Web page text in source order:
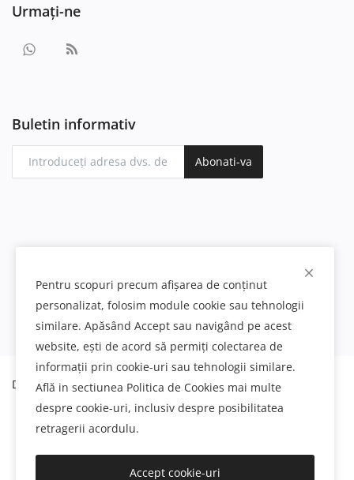
Urmați-ne
Buletin informativ
Abonati-va
Decoratiuni interioare si exterioare din poliuretan
Pentru scopuri precum afișarea de conținut
personalizat, folosim module cookie sau tehnologii
similare. Apăsând Accept sau navigând pe acest
website, ești de acord să permiți colectarea de
informații prin cookie-uri sau tehnologii similare.
Află in sectiunea Politica de Cookies mai multe
despre cookie-uri, inclusiv despre posibilitatea
retragerii acordulu.
Accept cookie-uri